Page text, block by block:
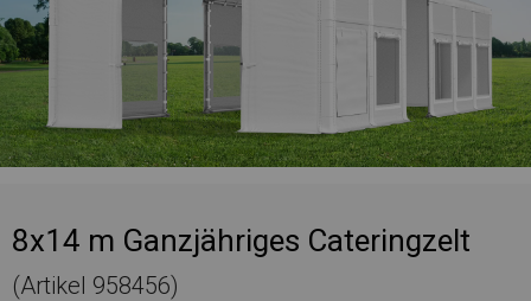
8x14 m Ganzjähriges Cateringzelt
(Artikel 958456)